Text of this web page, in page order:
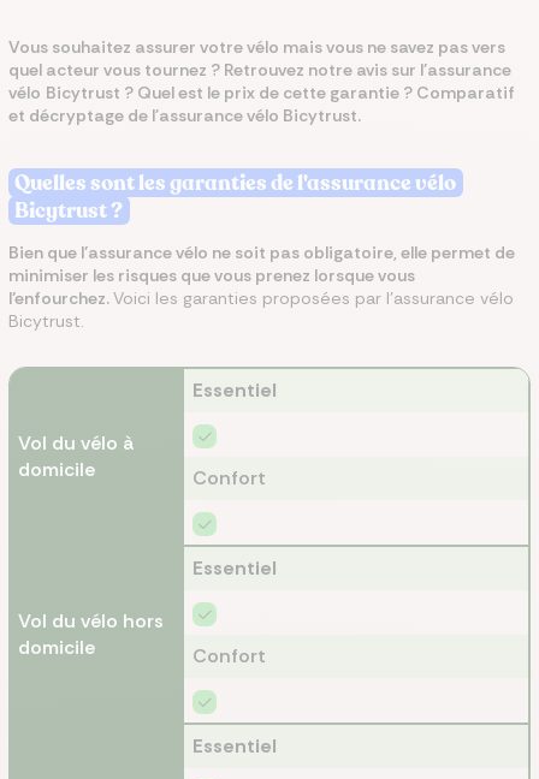
Vous souhaitez assurer votre vélo mais vous ne savez pas vers
quel acteur vous tournez ? Retrouvez notre avis sur l'assurance
vélo Bicytrust ? Quel est le prix de cette garantie ? Comparatif
et décryptage de l'assurance vélo Bicytrust.
Quelles sont les garanties de l'assurance vélo
Bicytrust ?
Bien que l’assurance vélo ne soit pas obligatoire, elle permet de
minimiser les risques que vous prenez lorsque vous
l’enfourchez.Voici les garanties proposées par l'assurance vélo
Bicytrust.
Vol du vélo à
domicile
Essentiel
Confort
Vol du vélo hors
domicile
Essentiel
Confort
Essentiel